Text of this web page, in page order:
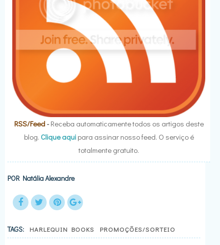
RSS/Feed- Receba automaticamente todos os artigos deste
blog. Clique aquipara assinar nosso feed. O serviço é
totalmente gratuito.
POR Natália Alexandre
TAGS: HARLEQUIN BOOKS PROMOÇÕES/SORTEIO